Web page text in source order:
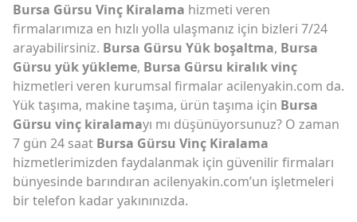
Bursa Gürsu Vinç Kiralama hizmeti veren
firmalarımıza en hızlı yolla ulaşmanız için bizleri 7/24
arayabilirsiniz. Bursa Gürsu Yük boşaltma, Bursa
Gürsu yük yükleme, Bursa Gürsu kiralık vinç
hizmetleri veren kurumsal firmalar acilenyakin.com da.
Yük taşıma, makine taşıma, ürün taşıma için Bursa
Gürsu vinç kiralamayı mı düşünüyorsunuz? O zaman
7 gün 24 saat Bursa Gürsu Vinç Kiralama
hizmetlerimizden faydalanmak için güvenilir firmaları
bünyesinde barındıran acilenyakin.com’un işletmeleri
bir telefon kadar yakınınızda.